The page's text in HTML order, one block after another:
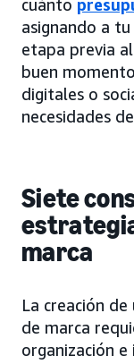
cuánto
asignando a
etapa previa
buen
digitales o
necesidades
Siete
marca
La creación
de marca
organización